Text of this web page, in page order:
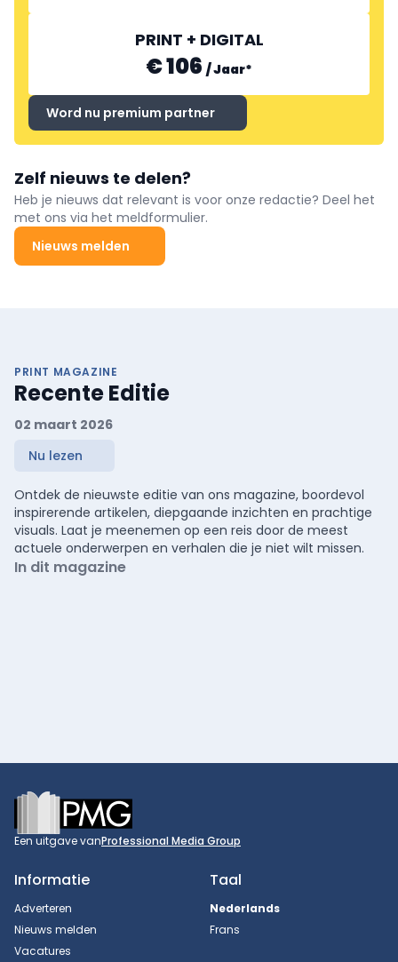
PRINT + DIGITAL
€ 106 /Jaar*
Word nu premium partner
Zelf nieuws te delen?
Heb je nieuws dat relevant is voor onze redactie? Deel het
met ons via het meldformulier.
Nieuws melden
PRINT MAGAZINE
Recente Editie
02 maart 2026
Nu lezen
Ontdek de nieuwste editie van ons magazine, boordevol
inspirerende artikelen, diepgaande inzichten en prachtige
visuals. Laat je meenemen op een reis door de meest
actuele onderwerpen en verhalen die je niet wilt missen.
In dit magazine
Footer
Een uitgave vanProfessional Media Group
Informatie
Adverteren
Nieuws melden
Vacatures
Taal
Nederlands
Frans